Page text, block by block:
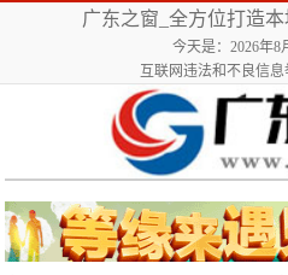
广东之窗_全方位打造
今天是：2026年8
互联网违法和不良信息